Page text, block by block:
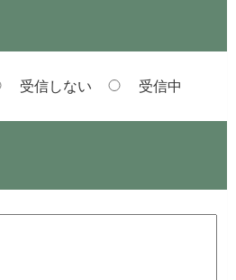
受信しない 受信中